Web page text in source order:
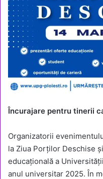
Încurajare pentru tinerii
Organizatorii
la Ziua Porților Deschise
educațională a
anul universitar 2025. În